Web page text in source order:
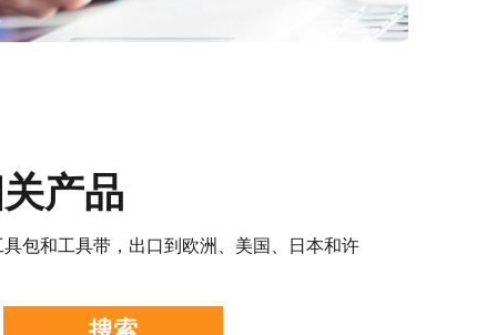
产品
包和工具带，出口到欧洲、美国、日本和许